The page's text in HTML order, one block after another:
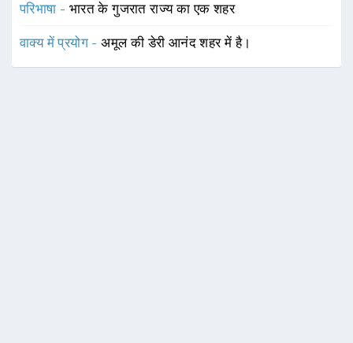
परिभाषा - भारत के गुजरात राज्य का एक शहर
वाक्य में प्रयोग -अमूल की डेरी आनंद शहर में है।